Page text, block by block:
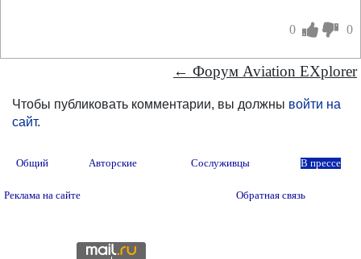
0 0
← Форум Aviation EXplorer
Чтобы публиковать комментарии, вы должны войти на
сайт.
Общий Авторские Сослуживцы В прессе
Реклама на сайте Обратная связь